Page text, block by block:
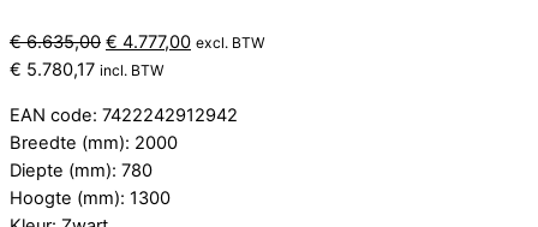
€6.635,00 Oorspronkelijke
prijs
€ 6.635,00.
€ 4.777,00Huidige
€ 4.777,00.
excl. BTW
€ 5.780,17 incl. BTW
EAN code: 7422242912942
Breedte (mm): 2000
Diepte (mm): 780
Hoogte (mm): 1300